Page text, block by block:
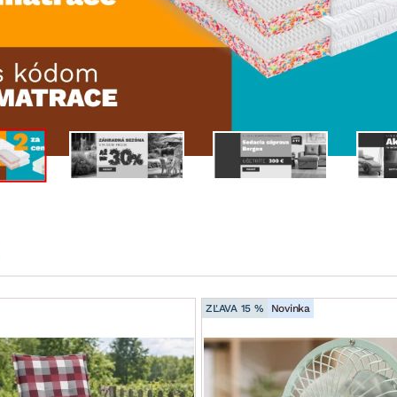
DOMÁCE SPOTREBIČE ZÁHRADNÉ
ZĽAVA 15 % Novinka